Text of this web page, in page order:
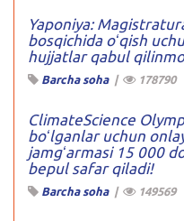
Yaponiya:
bosqichida oʻqish
hujjatlar qabul
Barcha soha| 178790
ClimateScience
boʻlganlar uchun
jamgʻarmasi 15 000
bepul safar qiladi!
Barcha soha| 149569